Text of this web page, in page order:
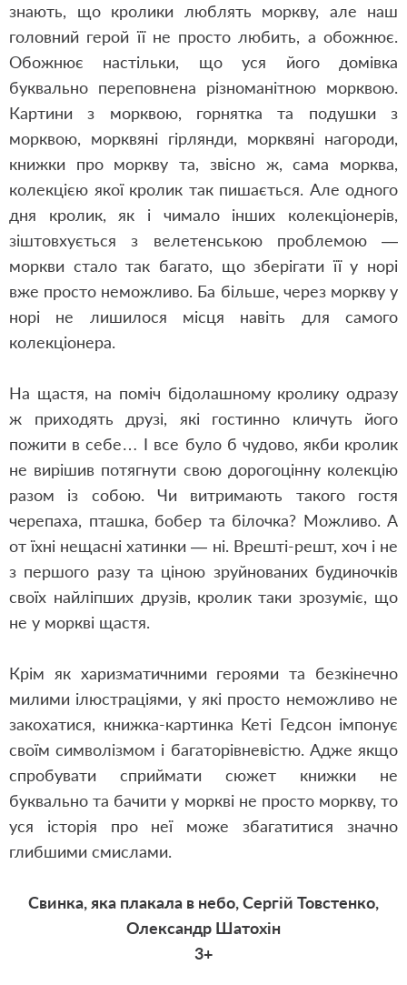
знають, що кролики люблять моркву, але наш
головний герой її не просто любить, а обожнює.
Обожнює настільки, що уся його домівка
буквально переповнена різноманітною морквою.
Картини з морквою, горнятка та подушки з
морквою, морквяні гірлянди, морквяні нагороди,
книжки про моркву та, звісно ж, сама морква,
колекцією якої кролик так пишається. Але одного
дня кролик, як і чимало інших колекціонерів,
зіштовхується з велетенською проблемою —
моркви стало так багато, що зберігати її у норі
вже просто неможливо. Ба більше, через моркву у
норі не лишилося місця навіть для самого
колекціонера.
На щастя, на поміч бідолашному кролику одразу
ж приходять друзі, які гостинно кличуть його
пожити в себе… І все було б чудово, якби кролик
не вирішив потягнути свою дорогоцінну колекцію
разом із собою. Чи витримають такого гостя
черепаха, пташка, бобер та білочка? Можливо. А
от їхні нещасні хатинки — ні. Врешті-решт, хоч і не
з першого разу та ціною зруйнованих будиночків
своїх найліпших друзів, кролик таки зрозуміє, що
не у моркві щастя.
Крім як харизматичними героями та безкінечно
милими ілюстраціями, у які просто неможливо не
закохатися, книжка-картинка Кеті Гедсон імпонує
своїм символізмом і багаторівневістю. Адже якщо
спробувати сприймати сюжет книжки не
буквально та бачити у моркві не просто моркву, то
уся історія про неї може збагатитися значно
глибшими смислами.
Свинка, яка плакала в небо, Сергій Товстенко,
Олександр Шатохін
3+